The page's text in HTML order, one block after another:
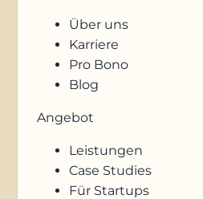
Über uns
Karriere
Pro Bono
Blog
Angebot
Leistungen
Case Studies
Für Startups